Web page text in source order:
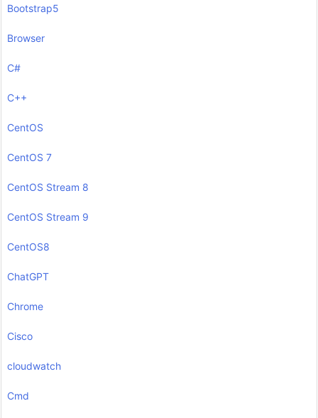
Bootstrap5
Browser
C#
C++
CentOS
CentOS 7
CentOS Stream 8
CentOS Stream 9
CentOS8
ChatGPT
Chrome
Cisco
cloudwatch
Cmd